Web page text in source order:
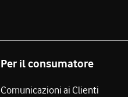
Per il consumatore
Comunicazioni ai Clienti